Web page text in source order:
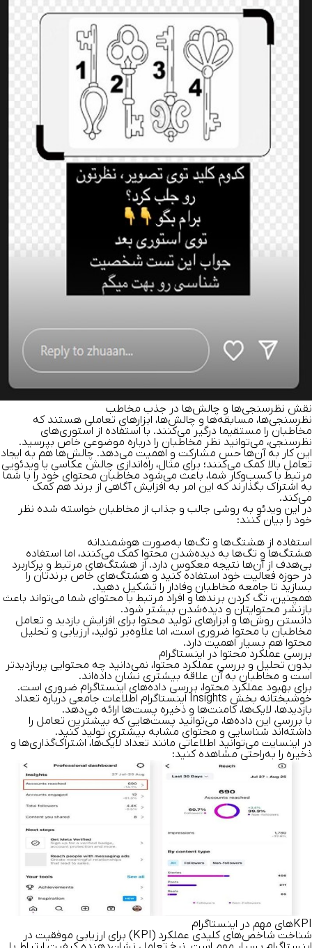
نقش نظرسنجی‌ها و چالش‌ها در جذب مخاطب
نظرسنجی‌ها، مسابقه‌ها و چالش‌ها، ابزارهای تعاملی هستند که
مخاطبان را مستقیما درگیر می‌کنند. با استفاده از استوری‌های
نظرسنجی، می‌توانید نظر مخاطبان را درباره موضوعی خاص بپرسید.
این کار به آن‌ها حس مشارکت و اهمیت می‌دهد. چالش‌ها هم به ایجاد
تعامل بالا کمک می‌کنند؛ برای مثال، راه‌اندازی چالش عکاسی یا ویدئویی
مرتبط با کسب‌وکار شما، باعث می‌شود مخاطبان محتوای خود را با شما
به اشتراک بگذارند که این امر به افزایش آگاهی از برند هم کمک
می‌کند.
در این ویدئو به روشی جالب و جذاب از مخاطبان خواسته شده نظر
خود را بیان کنند:
استفاده از هشتگ‌ها و تگ‌ها به‌صورت هوشمندانه
هشتگ‌ها و تگ‌ها به دیده‌شدن محتوا کمک می‌کنند، اما استفاده
بی‌هدف از آن‌ها نتیجه معکوس دارد. از هشتگ‌های مرتبط و پرکاربرد
در حوزه فعالیت خود استفاده کنید و هشتگ‌های خاص برندتان را
بسازید تا جامعه مخاطبان وفادار را تشکیل دهید.
همچنین، تگ کردن برندها و افراد مرتبط با محتوای شما می‌تواند باعث
بازنشر محتوایتان و دیده‌شدن بیشتر شود.
دانستن روش‌ها و ابزارهای تولید محتوا برای افزایش بازدید و تعامل
مخاطبان با محتوا ضروری است، اما علاوه‌بر تولید، ارزیابی و تحلیل
محتوا هم بسیار اهمیت دارد.
بررسی عملکرد محتوا در اینستاگرام
بدون تحلیل و بررسی عملکرد محتوا، نمی‌دانید چه محتوایی پربازدیدتر
است و مخاطبان به آن علاقه بیشتری نشان داده‌اند.
برای بهبود عملکرد محتوا، بررسی داده‌های اینستاگرام ضروری است.
خوشبختانه بخش Insights اینستاگرام اطلاعات جامعی درباره تعداد
بازدیدها، لایک‌ها، کامنت‌ها و ذخیره پست‌ها ارائه می‌دهد.
با بررسی این داده‌ها، می‌توانید پست‌هایی که بیشترین تعامل را
داشته‌اند شناسایی و محتوای مشابه بیشتری تولید کنید.
در اینسایت می‌توانید اطلاعاتی مانند تعداد لایک‌ها، اشتراک‌گذاری‌ها و
ذخیره را به‌راحتی مشاهده کنید:
KPIهای مهم در اینستاگرام
شناخت شاخص‌های کلیدی عملکرد (KPI) برای ارزیابی موفقیت در